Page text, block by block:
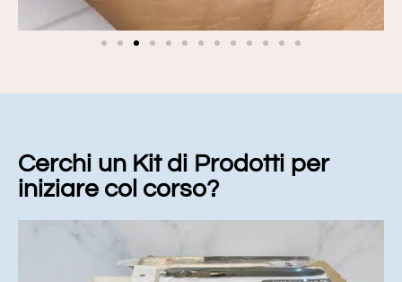
Cerchi un Kit di Prodotti per
iniziare col corso?